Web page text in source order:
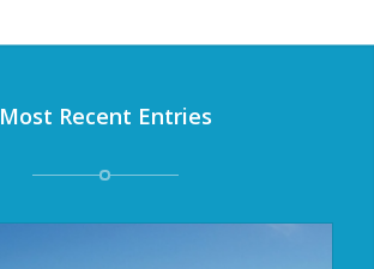
Most Recent Entries